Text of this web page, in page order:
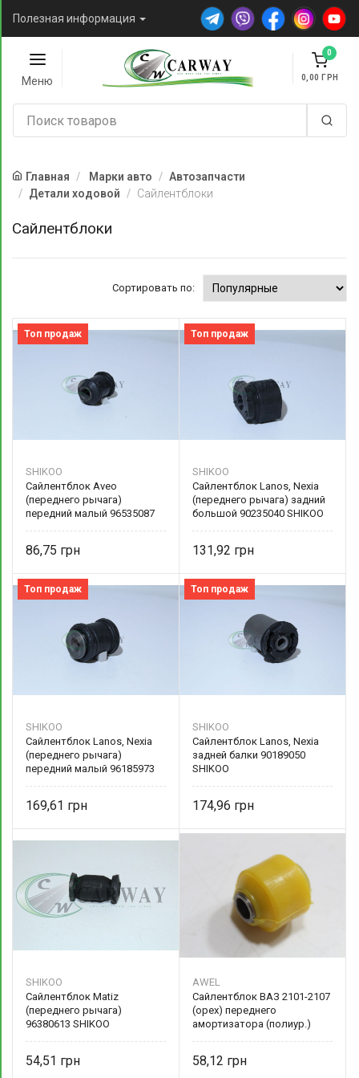
Полезная информация
Меню
0
0,00
Главная Марки авто
Автозапчасти
Детали ходовой
Сайлентблоки
Сайлентблоки
Сортировать по:
Топ продаж
SHIKOO
Сайлентблок Aveo
(переднего рычага)
передний малый 96535087
86,75
Топ продаж
SHIKOO
Сайлентблок Lanos, Nexia
(переднего рычага) задний
большой 90235040 SHIKOO
131,92
Топ продаж
SHIKOO
Сайлентблок Lanos, Nexia
(переднего рычага)
передний малый 96185973
169,61
Топ продаж
SHIKOO
Сайлентблок Lanos, Nexia
задней балки 90189050
SHIKOO
174,96
SHIKOO
Сайлентблок Matiz
(переднего рычага)
96380613 SHIKOO
54,51
AWEL
Сайлентблок ВАЗ 2101-2107
(орех) переднего
амортизатора (полиур.)
58,12